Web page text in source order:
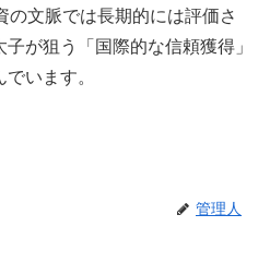
の文脈では長期的には評価さ
が狙う「国際的な信頼獲得」
います。
管理人